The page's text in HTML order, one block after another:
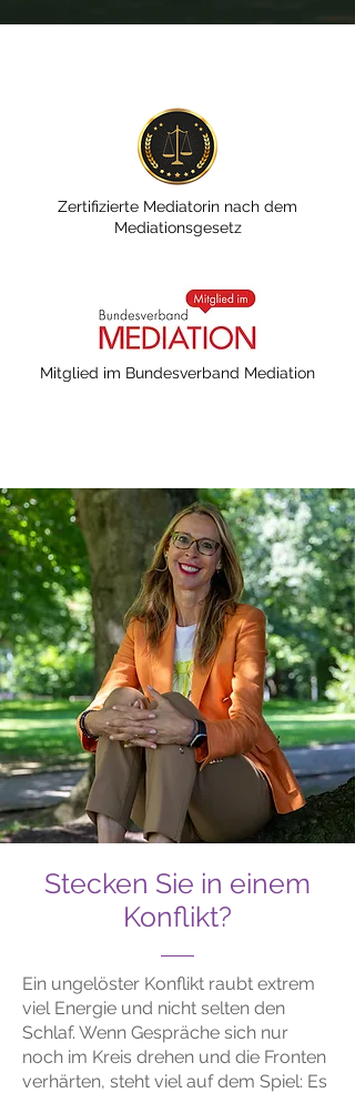
Zertifizierte Mediatorin nach dem
Mediationsgesetz
Mitglied im Bundesverband Mediation
Stecken Sie in einem
Konflikt?
Ein ungelöster Konflikt raubt extrem
viel Energie und nicht selten den
Schlaf. Wenn Gespräche sich nur
noch im Kreis drehen und die Fronten
verhärten, steht viel auf dem Spiel: Es